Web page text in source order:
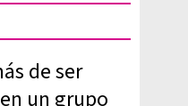
de ser
un grupo